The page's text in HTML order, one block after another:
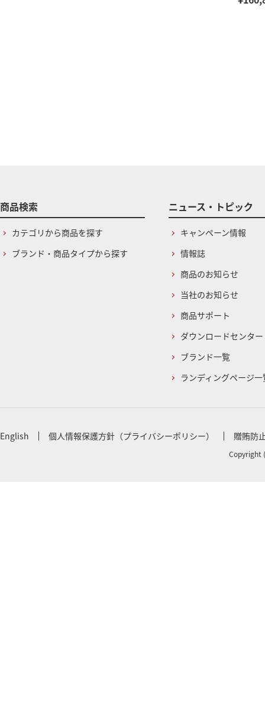
商品検索
カテゴリから商品を探す
ブランド・商品タイプから探す
ニュース・トピック
キャンペーン情報
情報誌
商品のお知らせ
当社のお知らせ
商品サポート
ダウンロードセンター
ブランド一覧
ランディングページ一
English 個人情報保護方針（プライバシーポリシー） 贈賄防
Copyright